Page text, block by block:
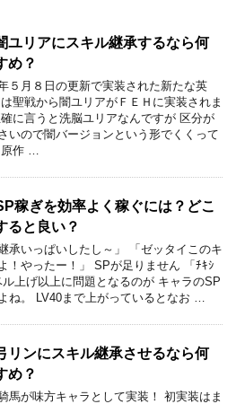
ユリアにスキル継承するなら何
め？
５月８日の更新で実装された新たな英
聖戦から闇ユリアがＦＥＨに実装されま
に言うと洗脳ユリアなんですが 区分が
いので闇バージョンという形でくくって
作 …
稼ぎを効率よく稼ぐには？どこ
ると良い？
承いっぱいしたし～」 「ゼッタイこのキ
！やったー！」 SPが足りません 「ﾁｷｼ
上げ以上に問題となるのが キャラのSP
ね。 LV40まで上がっているとなお …
リンにスキル継承させるなら何
め？
馬が味方キャラとして実装！ 初実装はま